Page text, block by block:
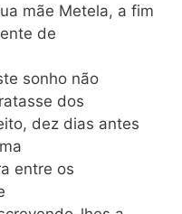
mãe Metela, a fim
de
sonho não
dos
dez dias antes
entre os